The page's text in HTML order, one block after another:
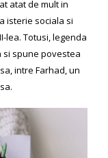
atat de mult in
isterie sociala si
lea. Totusi, legenda
si spune povestea
intre Farhad, un